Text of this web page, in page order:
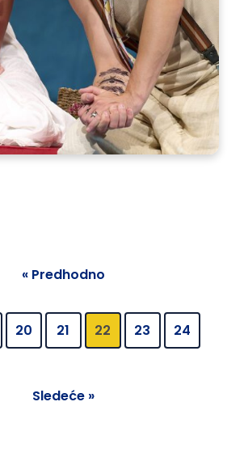
« Predhodno
20 21 22 23 24
Sledeće »